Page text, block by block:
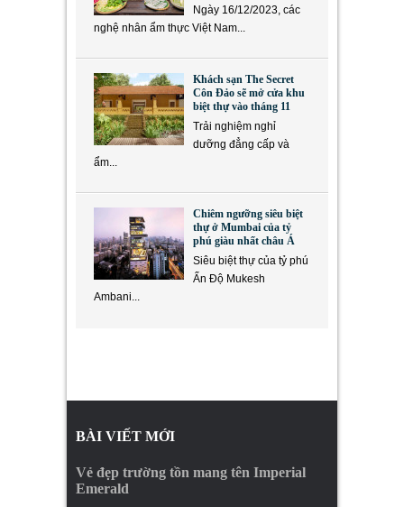
Ngày 16/12/2023, các
nghệ nhân ẩm thực Việt Nam...
Khách sạn The Secret
Côn Đảo sẽ mở cửa khu
biệt thự vào tháng 11
Trải nghiệm nghỉ
dưỡng đẳng cấp và
ẩm...
Chiêm ngưỡng siêu biệt
thự ở Mumbai của tỷ
phú giàu nhất châu Á
Siêu biệt thự của tỷ phú
Ấn Độ Mukesh
Ambani...
BÀI VIẾT MỚI
Vẻ đẹp trường tồn mang tên Imperial
Emerald